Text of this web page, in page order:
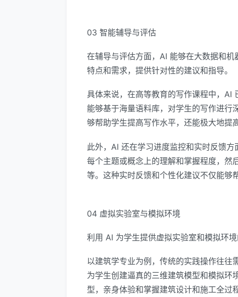
03 智能辅导与评估
在辅导与评估方面，AI 能够在大数据和
特点和需求，提供针对性的建议和指导。
具体来说，在高等教育的写作课程中，AI
能够基于海量语料库，对学生的写作进行
够帮助学生提高写作水平，还能极大地提
此外，AI 还在学习进度监控和实时反馈
每个主题或概念上的理解和掌握程度，然
等。这种实时反馈和个性化建议不仅能够
04 虚拟实验室与模拟环境
利用 AI 为学生提供虚拟实验室和模拟环
以建筑学专业为例，传统的实践操作往往
为学生创建逼真的三维建筑模型和模拟环
型，亲身体验和掌握建筑设计和施工全过程